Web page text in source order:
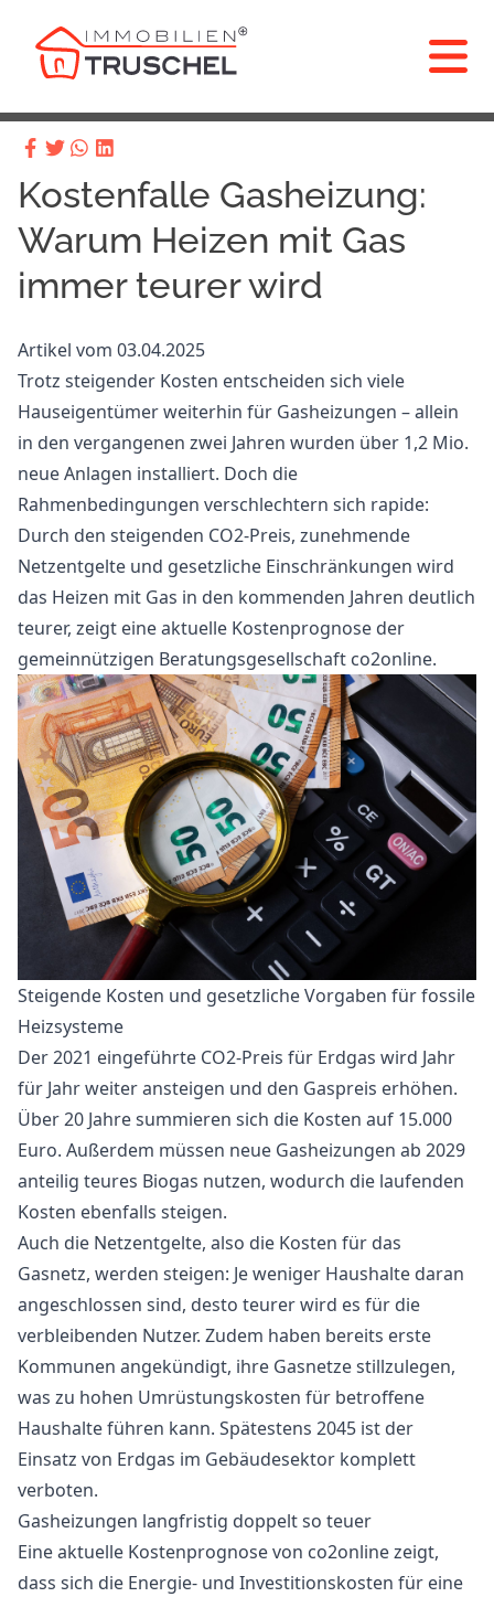
Kostenfalle Gasheizung:
Warum Heizen mit Gas
immer teurer wird
Artikel vom 03.04.2025
Trotz steigender Kosten entscheiden sich viele
Hauseigentümer weiterhin für Gasheizungen – allein
in den vergangenen zwei Jahren wurden über 1,2 Mio.
neue Anlagen installiert. Doch die
Rahmenbedingungen verschlechtern sich rapide:
Durch den steigenden CO2-Preis, zunehmende
Netzentgelte und gesetzliche Einschränkungen wird
das Heizen mit Gas in den kommenden Jahren deutlich
teurer, zeigt eine aktuelle Kostenprognose der
gemeinnützigen Beratungsgesellschaft co2online.
Steigende Kosten und gesetzliche Vorgaben für fossile
Heizsysteme
Der 2021 eingeführte CO2-Preis für Erdgas wird Jahr
für Jahr weiter ansteigen und den Gaspreis erhöhen.
Über 20 Jahre summieren sich die Kosten auf 15.000
Euro. Außerdem müssen neue Gasheizungen ab 2029
anteilig teures Biogas nutzen, wodurch die laufenden
Kosten ebenfalls steigen.
Auch die Netzentgelte, also die Kosten für das
Gasnetz, werden steigen: Je weniger Haushalte daran
angeschlossen sind, desto teurer wird es für die
verbleibenden Nutzer. Zudem haben bereits erste
Kommunen angekündigt, ihre Gasnetze stillzulegen,
was zu hohen Umrüstungskosten für betroffene
Haushalte führen kann. Spätestens 2045 ist der
Einsatz von Erdgas im Gebäudesektor komplett
verboten.
Gasheizungen langfristig doppelt so teuer
Eine aktuelle Kostenprognose von co2online zeigt,
dass sich die Energie- und Investitionskosten für eine